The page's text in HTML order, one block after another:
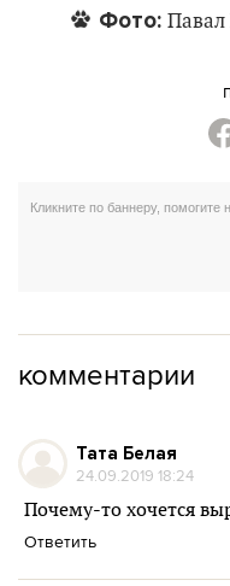
Фото: Павал
комментарии
Тата Белая
24.09.2019 18:24
Почему-то хочется
Ответить